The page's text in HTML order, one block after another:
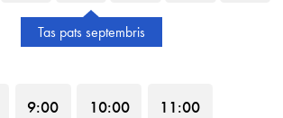
Tas pats septembris
9:00 10:00 11:00